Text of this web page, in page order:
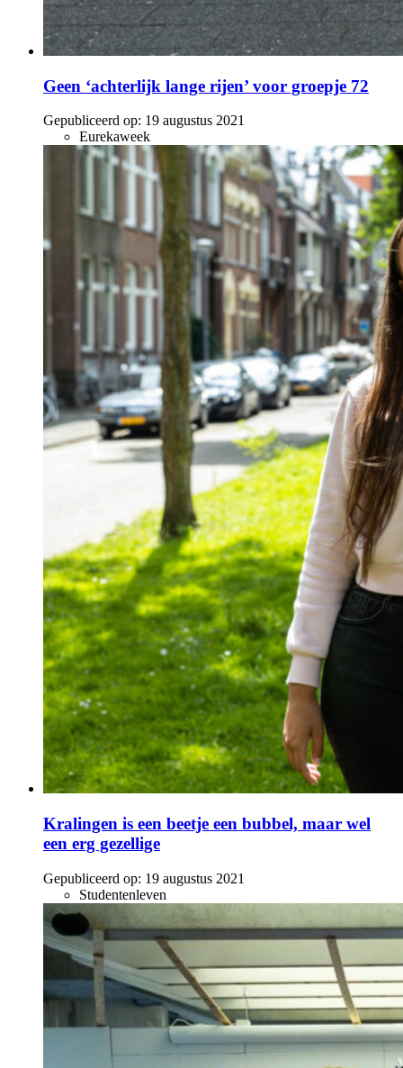
Geen ‘achterlijk lange rijen’ voor groepje 72
Gepubliceerd op: 19 augustus 2021
Eurekaweek
Kralingen is een beetje een bubbel, maar wel
een erg gezellige
Gepubliceerd op: 19 augustus 2021
Studentenleven